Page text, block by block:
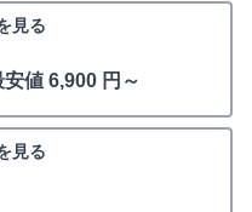
見る
安値 6,900 円～
見る